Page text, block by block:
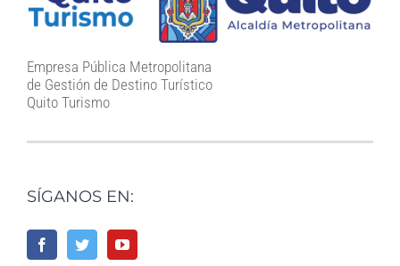
Empresa Pública Metropolitana
de Gestión de Destino Turístico
Quito Turismo
SÍGANOS EN: